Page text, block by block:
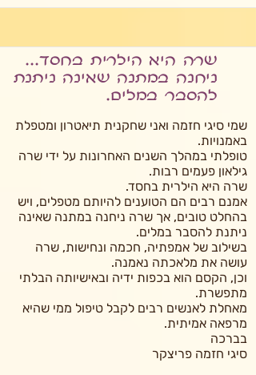
שרה היא הילרית בחסד...
ניחנה במתנה שאינה ניתנת
להסבר במלים.
שמי סיגי חזמה ואני שחקנית תיאטרון ומטפלת
באמנויות.
טופלתי במהלך השנים האחרונות על ידי שרה
גילאון פעמים רבות.
שרה היא הילרית בחסד.
אמנם רבים הם הטוענים להיותם מטפלים, ויש
בהחלט טובים, אך שרה ניחנה במתנה שאינה
ניתנת להסבר במלים.
בשילוב של אמפתיה, חכמה ונחישות, שרה
עושה את מלאכתה נאמנה.
וכן, הקסם הוא בכפות ידיה ובאישיותה הבלתי
מתפשרת.
מאחלת לאנשים רבים לקבל טיפול ממי שהיא
מרפאה אמיתית.
בברכה
סיגי חזמה פריצקר